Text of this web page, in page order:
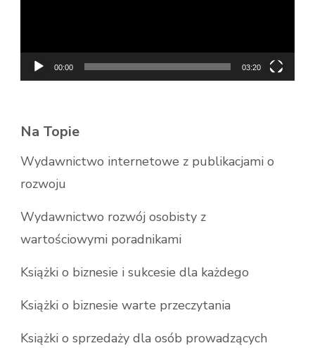
00:00 03:20
Na Topie
Wydawnictwo internetowe z publikacjami o
rozwoju
Wydawnictwo rozwój osobisty z
wartościowymi poradnikami
Książki o biznesie i sukcesie dla każdego
Książki o biznesie warte przeczytania
Książki o sprzedaży dla osób prowadzących